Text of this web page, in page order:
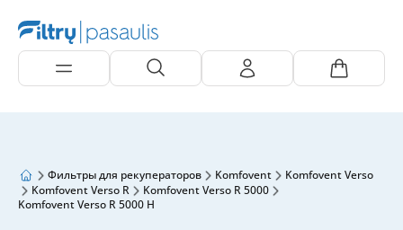
Фильтры для рекуператоров Komfovent
Komfovent Verso
Komfovent Verso R
Komfovent Verso R 5000
Komfovent Verso R 5000 H